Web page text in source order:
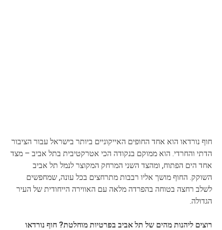
חוף נורדאו הוא אחד החופים האייקוניים ביותר בישראל עבור הציבור
הדתי והחרדי. הוא ממוקם בנקודה הכי אטרקטיבית בתל אביב – מצד
אחד הים הפתוח, ומהצד השני המרחק המקוצר לנמל תל אביב
השוקק. החוף מושך אליו רבבות מתרחצים בכל עונה, שמחפשים
לשלב רחצה בטוחה בהפרדה מלאה עם האווירה הייחודית של העיר
הגדולה.
רוצים ליהנות מהים של תל אביב בפרטיות מוחלטת? חוף נורדאו